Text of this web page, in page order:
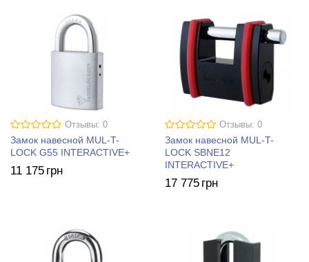
Отзывы: 0
Замок навесной MUL-T-
LOCK G55 INTERACTIVE+
11 175 грн
Отзывы: 0
Замок навесной MUL-T-
LOCK SBNE12
INTERACTIVE+
17 775 грн